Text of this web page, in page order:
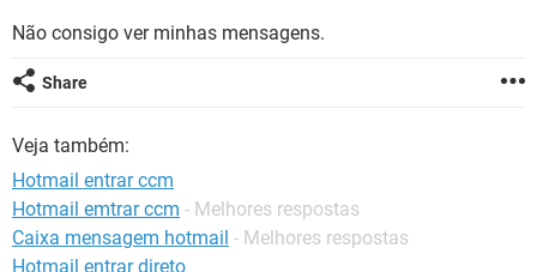
GUIA DE COMPRAS
OUTLOOK EXCEL
INSTAGRAM
Não consigo ver minhas mensagens.
Share
Veja também:
Hotmail entrar ccm
Hotmail emtrar ccm - Melhores respostas
Caixa mensagem hotmail - Melhores respostas
Hotmail entrar direto